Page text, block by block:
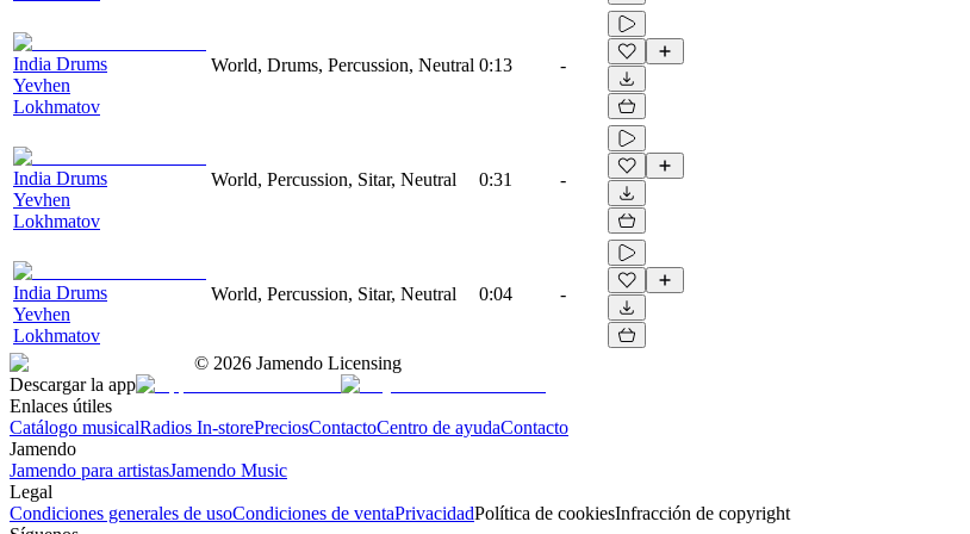
India Drums
Yevhen
Lokhmatov
World, Drums, Percussion, Neutral 0:13 -
India Drums
Yevhen
Lokhmatov
World, Percussion, Sitar, Neutral 0:31 -
India Drums
Yevhen
Lokhmatov
World, Percussion, Sitar, Neutral 0:04 -
© 2026 Jamendo Licensing
Descargar la app
Enlaces útiles
Catálogo musicalRadios In-storePreciosContactoCentro de ayudaContacto
Jamendo
Jamendo para artistasJamendo Music
Legal
Condiciones generales de usoCondiciones de ventaPrivacidadPolítica de cookiesInfracción de copyright